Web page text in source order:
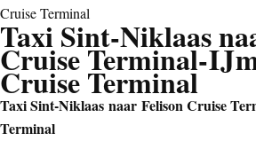
Cruise Terminal
Taxi Sint-Niklaas
Cruise Terminal-
Cruise Terminal
Taxi Sint-Niklaas naar Felison Cruise
Terminal